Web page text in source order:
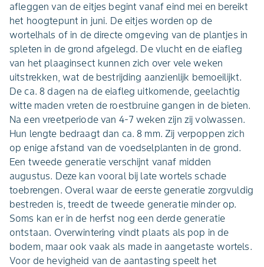
afleggen van de eitjes begint vanaf eind mei en bereikt
het hoogtepunt in juni. De eitjes worden op de
wortelhals of in de directe omgeving van de plantjes in
spleten in de grond afgelegd. De vlucht en de eiafleg
van het plaaginsect kunnen zich over vele weken
uitstrekken, wat de bestrijding aanzienlijk bemoeilijkt.
De ca. 8 dagen na de eiafleg uitkomende, geelachtig
witte maden vreten de roestbruine gangen in de bieten.
Na een vreetperiode van 4-7 weken zijn zij volwassen.
Hun lengte bedraagt dan ca. 8 mm. Zij verpoppen zich
op enige afstand van de voedselplanten in de grond.
Een tweede generatie verschijnt vanaf midden
augustus. Deze kan vooral bij late wortels schade
toebrengen. Overal waar de eerste generatie zorgvuldig
bestreden is, treedt de tweede generatie minder op.
Soms kan er in de herfst nog een derde generatie
ontstaan. Overwintering vindt plaats als pop in de
bodem, maar ook vaak als made in aangetaste wortels.
Voor de hevigheid van de aantasting speelt het